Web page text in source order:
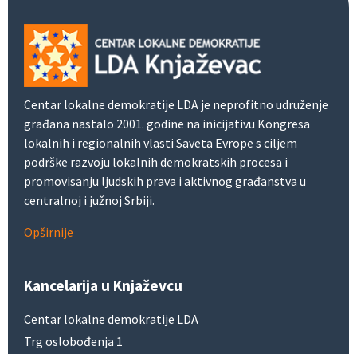
Centar lokalne demokratije LDA je neprofitno udruženje
građana nastalo 2001. godine na inicijativu Kongresa
lokalnih i regionalnih vlasti Saveta Evrope s ciljem
podrške razvoju lokalnih demokratskih procesa i
promovisanju ljudskih prava i aktivnog građanstva u
centralnoj i južnoj Srbiji.
Opširnije
Kancelarija u Knjaževcu
Centar lokalne demokratije LDA
Trg oslobođenja 1